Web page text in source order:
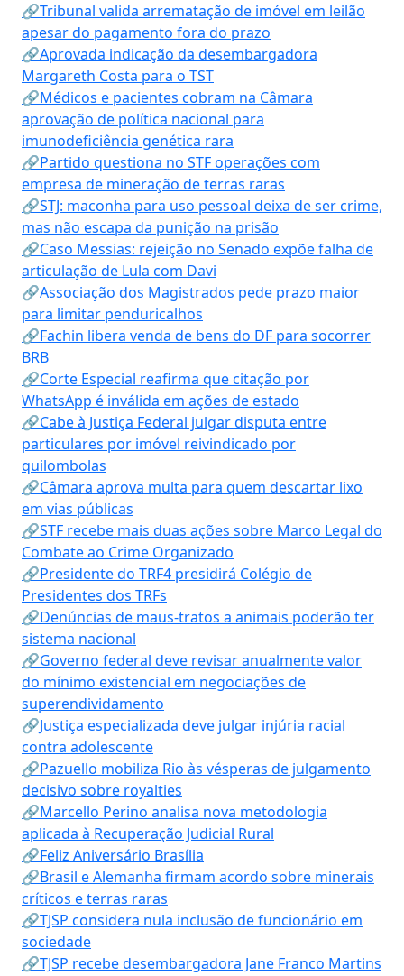
🔗Tribunal valida arrematação de imóvel em leilão
apesar do pagamento fora do prazo
🔗Aprovada indicação da desembargadora
Margareth Costa para o TST
🔗Médicos e pacientes cobram na Câmara
aprovação de política nacional para
imunodeficiência genética rara
🔗Partido questiona no STF operações com
empresa de mineração de terras raras
🔗STJ: maconha para uso pessoal deixa de ser crime,
mas não escapa da punição na prisão
🔗Caso Messias: rejeição no Senado expõe falha de
articulação de Lula com Davi
🔗Associação dos Magistrados pede prazo maior
para limitar penduricalhos
🔗Fachin libera venda de bens do DF para socorrer
BRB
🔗Corte Especial reafirma que citação por
WhatsApp é inválida em ações de estado
🔗Cabe à Justiça Federal julgar disputa entre
particulares por imóvel reivindicado por
quilombolas
🔗Câmara aprova multa para quem descartar lixo
em vias públicas
🔗STF recebe mais duas ações sobre Marco Legal do
Combate ao Crime Organizado
🔗Presidente do TRF4 presidirá Colégio de
Presidentes dos TRFs
🔗Denúncias de maus-tratos a animais poderão ter
sistema nacional
🔗Governo federal deve revisar anualmente valor
do mínimo existencial em negociações de
superendividamento
🔗Justiça especializada deve julgar injúria racial
contra adolescente
🔗Pazuello mobiliza Rio às vésperas de julgamento
decisivo sobre royalties
🔗Marcello Perino analisa nova metodologia
aplicada à Recuperação Judicial Rural
🔗Feliz Aniversário Brasília
🔗Brasil e Alemanha firmam acordo sobre minerais
críticos e terras raras
🔗TJSP considera nula inclusão de funcionário em
sociedade
🔗TJSP recebe desembargadora Jane Franco Martins